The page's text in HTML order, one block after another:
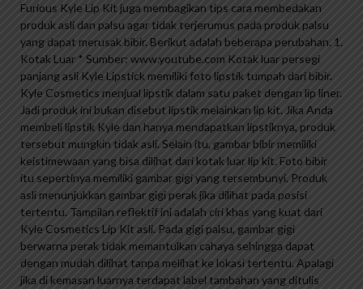
Furious Kyle Lip Kit juga membagikan tips cara membedakan
produk asli dan palsu agar tidak terjerumus pada produk palsu
yang dapat merusak bibir. Berikut adalah beberapa perubahan. 1.
Kotak Luar * Sumber: www.youtube.com Kotak luar persegi
panjang asli Kyle Lipstick memiliki foto lipstik tumpah dari bibir.
Kyle Cosmetics menjual lipstik dalam satu paket dengan lip liner.
Jadi produk ini bukan disebut lipstik melainkan lip kit. Jika Anda
membeli lipstik Kyle dan hanya mendapatkan lipstiknya, produk
tersebut mungkin tidak asli. Selain itu, gambar bibir memiliki
keistimewaan yang bisa dilihat dari kotak luar lip kit. Foto bibir
itu sepertinya memiliki gambar gigi yang tersembunyi. Produk
asli menunjukkan gambar gigi perak jika dilihat pada posisi
tertentu. Tampilan reflektif ini adalah ciri khas yang kuat dari
Kyle Cosmetics Lip Kit asli. Pada gigi palsu, gambar gigi
berwarna perak tidak memantulkan cahaya sehingga dapat
dengan mudah dilihat tanpa melihat ke lokasi tertentu. Apalagi
jika di kemasan luarnya terdapat label tambahan yang ditulis